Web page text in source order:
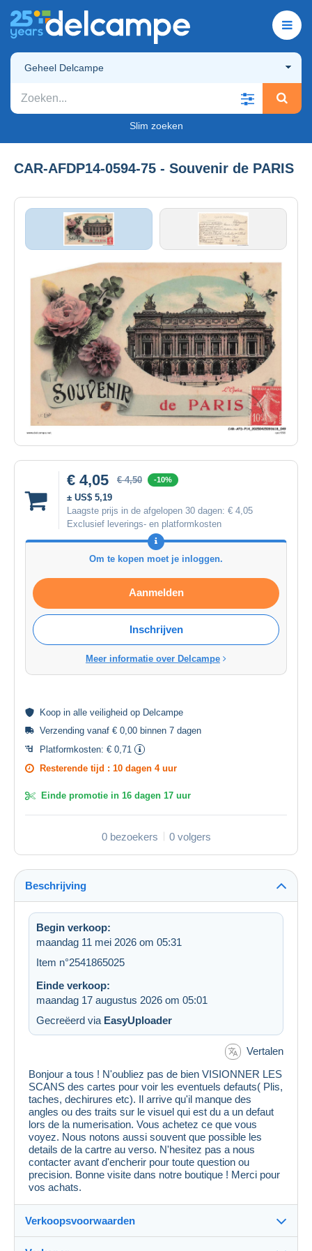
Geheel Delcampe
Slim zoeken
CAR-AFDP14-0594-75 - Souvenir de PARIS
€ 4,05 € 4,50 -10%
± US$ 5,19
Laagste prijs in de afgelopen 30 dagen: € 4,05
Exclusief leverings- en platformkosten
Om te kopen moet je inloggen.
Aanmelden
Inschrijven
Meer informatie over Delcampe
Koop in alle veiligheid op Delcampe
Verzending vanaf € 0,00 binnen 7 dagen
Platformkosten: € 0,71
Resterende tijd : 10 dagen 4 uur
Einde promotie in 16 dagen 17 uur
0 bezoekers 0 volgers
Beschrijving
Begin verkoop:
maandag 11 mei 2026 om 05:31
Item n°2541865025
Einde verkoop:
maandag 17 augustus 2026 om 05:01
Gecreëerd via EasyUploader
Vertalen
Bonjour a tous ! N'oubliez pas de bien VISIONNER LES
SCANS des cartes pour voir les eventuels defauts( Plis,
taches, dechirures etc). Il arrive qu'il manque des
angles ou des traits sur le visuel qui est du a un defaut
lors de la numerisation. Vous achetez ce que vous
voyez. Nous notons aussi souvent que possible les
details de la cartre au verso. N'hesitez pas a nous
contacter avant d'encherir pour toute question ou
precision. Bonne visite dans notre boutique ! Merci pour
vos achats.
Verkoopsvoorwaarden